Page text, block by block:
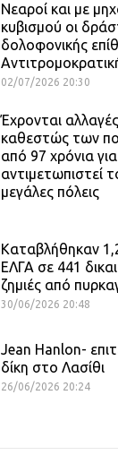
Νεαροί και με
κυβισμού οι
δολοφονικής
02/07/2026 20:30
Έχρονται
καθεστώς των
από 97 χρόνια
αντιμετωπιστεί
μεγάλες πόλεις
Καταβλήθηκαν
ΕΛΓΑ σε 441
ζημιές από
30/06/2026 20:48
Jean Hanlon-
δίκη στο Λασίθι
26/06/2026 20:24